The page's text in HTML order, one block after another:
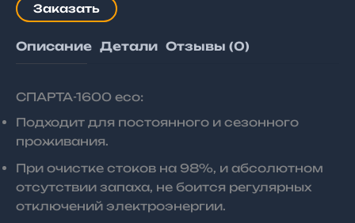
Заказать
Описание Детали Отзывы (0)
СПАРТА-1600 есо:
Подходит для постоянного и сезонного
проживания.
При очистке стоков на 98%, и абсолютном
отсутствии запаха, не боится регулярных
отключений электроэнергии.